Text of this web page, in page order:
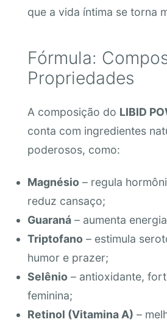
que a vida íntima se torna
Fórmula:
Propriedades
A composição do LIBID
conta com ingredientes
poderosos, como:
Magnésio – regula
reduz cansaço;
Guaraná– aumenta
Triptofano – estimula
humor e prazer;
Selênio – antioxidante,
feminina;
Retinol (Vitamina A) –